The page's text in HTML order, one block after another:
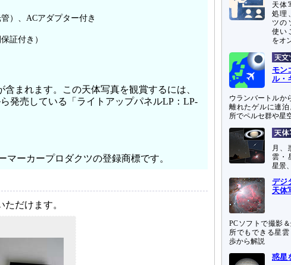
）、ACアダプター付き
証付き）
まれます。この天体写真を観賞するには、
発売している「ライトアップパネルLP：LP-
マーカープロダクツの登録商標です。
だけます。
天体
処理
ツの
使い
をオ
モン
ル・
ウランバートルか
離れたゲルに連
所でペルセ群や星
月、
雲・
星景
デジ
天体
PCソフトで撮影
所でもできる星
歩から解説
惑星